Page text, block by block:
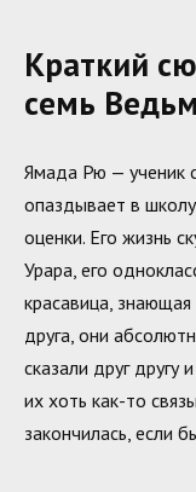
Краткий
семь Ведьм
Ямада Рю — ученик
опаздывает в
оценки. Его жизнь
Урара, его
красавица,
друга, они
сказали друг
их хоть как-то
закончилась, если